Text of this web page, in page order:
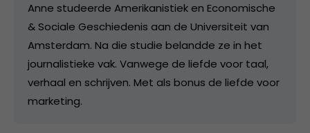
Anne studeerde Amerikanistiek en Economische
& Sociale Geschiedenis aan de Universiteit van
Amsterdam. Na die studie belandde ze in het
journalistieke vak. Vanwege de liefde voor taal,
verhaal en schrijven. Met als bonus de liefde voor
marketing.